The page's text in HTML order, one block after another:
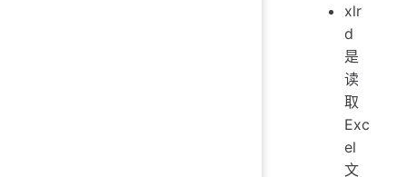
xlr
d
是
读
取
Exc
el
文